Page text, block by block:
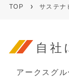
TOP サステナ
自社
アークスグル